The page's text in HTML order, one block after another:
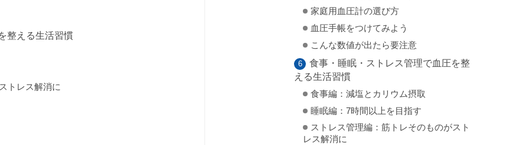
整える生活習慣
トレス解消に
家庭用血圧計の選び方
血圧手帳をつけてみよう
こんな数値が出たら要注意
食事・睡眠・ストレス管理で血圧を整
える生活習慣
食事編：減塩とカリウム摂取
睡眠編：7時間以上を目指す
ストレス管理編：筋トレそのものがスト
レス解消に